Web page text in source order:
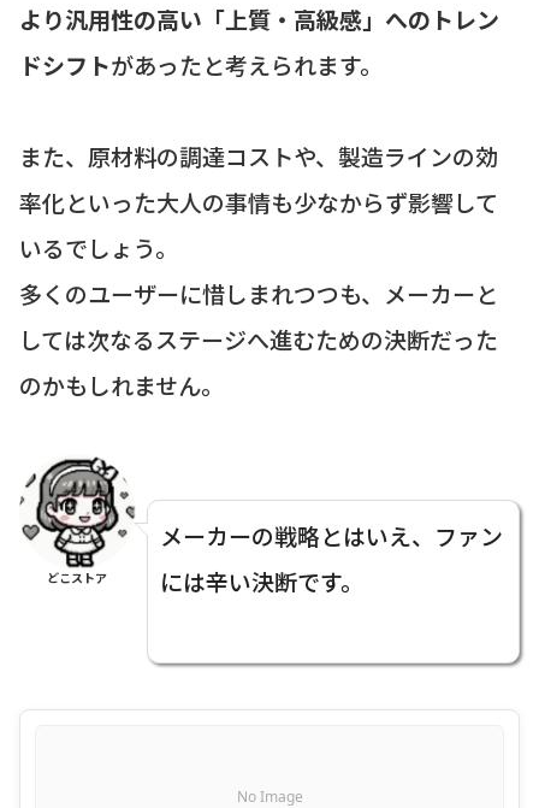
より汎用性の高い「上質・高級感」へのトレン
ドシフトがあったと考えられます。
また、原材料の調達コストや、製造ラインの効
率化といった大人の事情も少なからず影響して
いるでしょう。
多くのユーザーに惜しまれつつも、メーカーと
しては次なるステージへ進むための決断だった
のかもしれません。
どこストア
メーカーの戦略とはいえ、ファン
には辛い決断です。
No Image